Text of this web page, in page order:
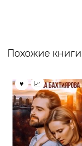
Похожие книги